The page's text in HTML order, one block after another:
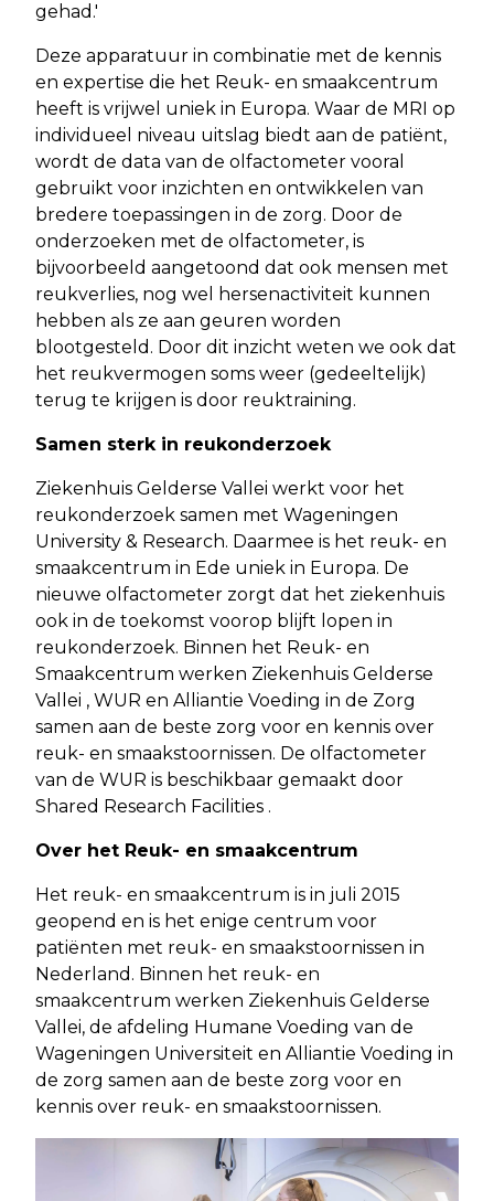
gehad.'
Deze apparatuur in combinatie met de kennis
en expertise die het Reuk- en smaakcentrum
heeft is vrijwel uniek in Europa. Waar de MRI op
individueel niveau uitslag biedt aan de patiënt,
wordt de data van de olfactometer vooral
gebruikt voor inzichten en ontwikkelen van
bredere toepassingen in de zorg. Door de
onderzoeken met de olfactometer, is
bijvoorbeeld aangetoond dat ook mensen met
reukverlies, nog wel hersenactiviteit kunnen
hebben als ze aan geuren worden
blootgesteld. Door dit inzicht weten we ook dat
het reukvermogen soms weer (gedeeltelijk)
terug te krijgen is door reuktraining.
Samen sterk in reukonderzoek
Ziekenhuis Gelderse Vallei werkt voor het
reukonderzoek samen met Wageningen
University & Research. Daarmee is het reuk- en
smaakcentrum in Ede uniek in Europa. De
nieuwe olfactometer zorgt dat het ziekenhuis
ook in de toekomst voorop blijft lopen in
reukonderzoek. Binnen het Reuk- en
Smaakcentrum werken Ziekenhuis Gelderse
Vallei , WUR en Alliantie Voeding in de Zorg
samen aan de beste zorg voor en kennis over
reuk- en smaakstoornissen. De olfactometer
van de WUR is beschikbaar gemaakt door
Shared Research Facilities .
Over het Reuk- en smaakcentrum
Het reuk- en smaakcentrum is in juli 2015
geopend en is het enige centrum voor
patiënten met reuk- en smaakstoornissen in
Nederland. Binnen het reuk- en
smaakcentrum werken Ziekenhuis Gelderse
Vallei, de afdeling Humane Voeding van de
Wageningen Universiteit en Alliantie Voeding in
de zorg samen aan de beste zorg voor en
kennis over reuk- en smaakstoornissen.